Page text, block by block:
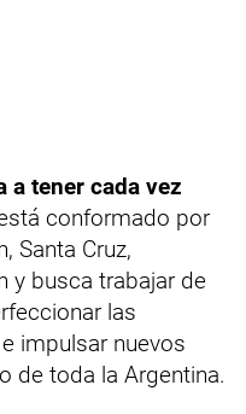
a tener cada vez
conformado por
Santa Cruz,
y busca trabajar de
las
impulsar nuevos
de toda la Argentina.